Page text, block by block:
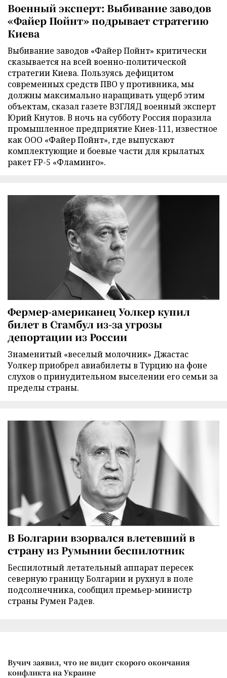
Военный эксперт: Выбивание заводов
«Файер Пойнт» подрывает стратегию
Киева
Выбивание заводов «Файер Пойнт» критически
сказывается на всей военно-политической
стратегии Киева. Пользуясь дефицитом
современных средств ПВО у противника, мы
должны максимально наращивать ущерб этим
объектам, сказал газете ВЗГЛЯД военный эксперт
Юрий Кнутов. В ночь на субботу Россия поразила
промышленное предприятие Киев-111, известное
как ООО «Файер Пойнт», где выпускают
комплектующие и боевые части для крылатых
ракет FP-5 «Фламинго».
Фермер-американец Уолкер купил
билет в Стамбул из-за угрозы
депортации из России
Знаменитый «веселый молочник» Джастас
Уолкер приобрел авиабилеты в Турцию на фоне
слухов о принудительном выселении его семьи за
пределы страны.
В Болгарии взорвался влетевший в
страну из Румынии беспилотник
Беспилотный летательный аппарат пересек
северную границу Болгарии и рухнул в поле
подсолнечника, сообщил премьер-министр
страны Румен Радев.
Вучич заявил, что не видит скорого окончания
конфликта на Украине